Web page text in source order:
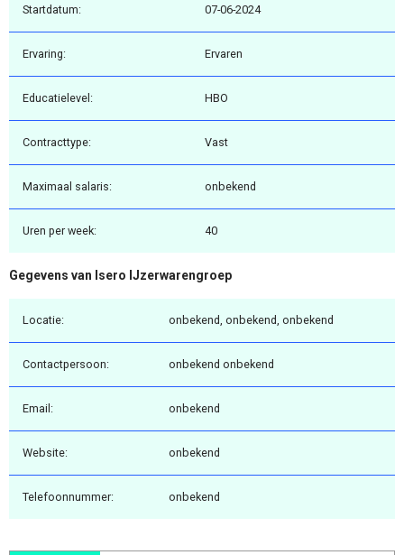
Startdatum: 07-06-2024
Ervaring: Ervaren
Educatielevel: HBO
Contracttype: Vast
Maximaal salaris: onbekend
Uren per week: 40
Gegevens van Isero IJzerwarengroep
Locatie: onbekend, onbekend, onbekend
Contactpersoon: onbekend onbekend
Email: onbekend
Website: onbekend
Telefoonnummer: onbekend